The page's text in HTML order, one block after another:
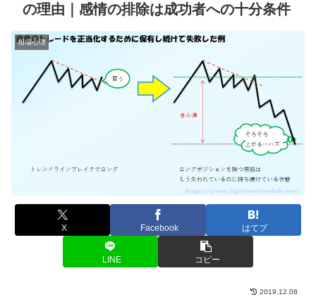
の理由｜感情の排除は成功者への十分条件
相場心理
X Facebook はてブ
LINE コピー
2019.12.08